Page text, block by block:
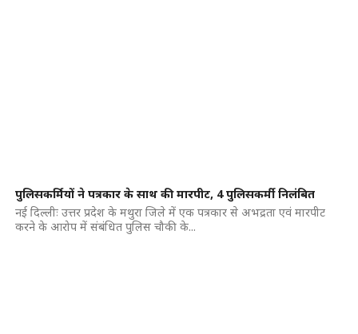
पुलिसकर्मियों ने पत्रकार के साथ की मारपीट, 4 पुलिसकर्मी निलंबित
नई दिल्लीः उत्तर प्रदेश के मथुरा जिले में एक पत्रकार से अभद्रता एवं मारपीट
करने के आरोप में संबंधित पुलिस चौकी के...